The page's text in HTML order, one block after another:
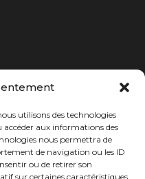
utilisons des technologies
accéder aux informations des
nous permettra de
de navigation ou les ID
ou de retirer son
sur certaines caractéristiques